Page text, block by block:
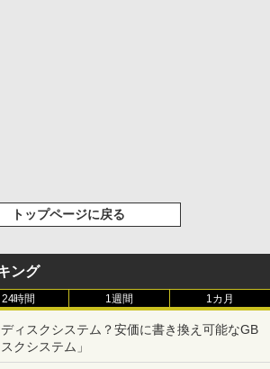
トップページに戻る
ング
24時間 1週間 1カ月
ィスクシステム？安価に書き換え可能なGB
クシステム」